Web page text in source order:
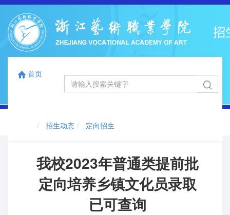
首页
招生动态 定向招生
我校2023年普通类提前批
定向培养乡镇文化员录取
已可查询